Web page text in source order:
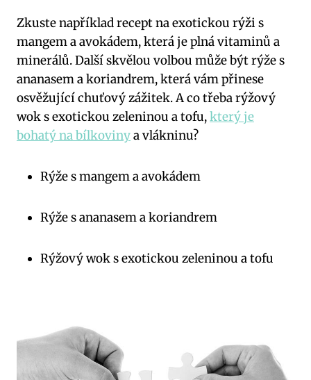
Zkuste například recept na exotickou rýži ⁤s
⁢mangem ‌a avokádem, která je plná vitaminů a
minerálů. Další ‍skvělou‍ volbou může být ‍rýže s
ananasem a ​koriandrem, která vám přinese
osvěžující ⁣chuťový ⁣zážitek. ⁤A⁣ co třeba​ rýžový⁢
wok s ⁤exotickou zeleninou ‌a tofu,který je
bohatý na bílkovinya ⁤vlákninu?
Rýže s mangem a ⁢avokádem
Rýže s ananasem‌ a koriandrem
Rýžový wok s exotickou zeleninou a⁤ tofu